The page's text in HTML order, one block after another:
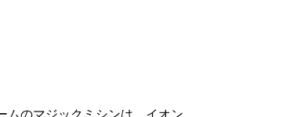
ジックミシンは、イオン